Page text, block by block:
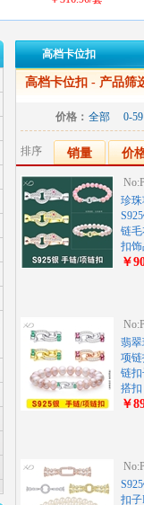
高档卡位扣
高档卡位扣 - 产品筛
价格： 全部 0-59
排序 销量 价
珍
链
扣
￥
翡翠
项
链
搭扣
￥
扣